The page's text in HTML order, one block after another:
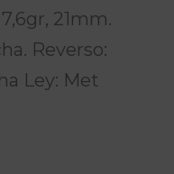
21mm.
Reverso:
Ley: Met